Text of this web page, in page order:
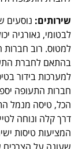
שירותים: נוסעים
לבטומי, גאורגיה
למטוס. רוב חברות
בהתאם לחברת
למערכות בידור
חברות התעופה
הכל, טיסה מנמל
דרך קלה ונוחה
המציעות טיסות